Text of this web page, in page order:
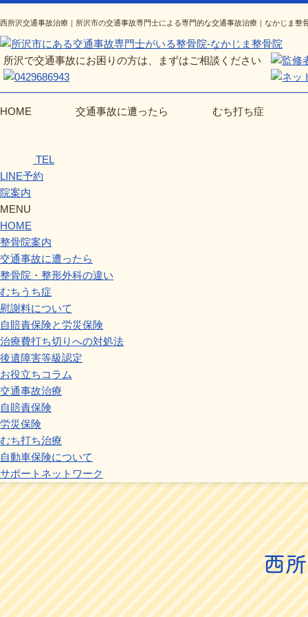
西所沢交通事故治療｜所沢市の交通事故専門士による専門的な交通事故治療｜なかじま整
所沢で交通事故にお困りの方は、まずはご相談ください
HOME 交通事故に遭ったら むち打ち症
TEL
LINE予約
院案内
MENU
HOME
整骨院案内
交通事故に遭ったら
整骨院・整形外科の違い
むちうち症
慰謝料について
自賠責保険と労災保険
治療費打ち切りへの対処法
後遺障害等級認定
お役立ちコラム
交通事故治療
自賠責保険
労災保険
むち打ち治療
自動車保険について
サポートネットワーク
西